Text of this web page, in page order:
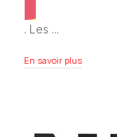
. Les ...
En savoir plus